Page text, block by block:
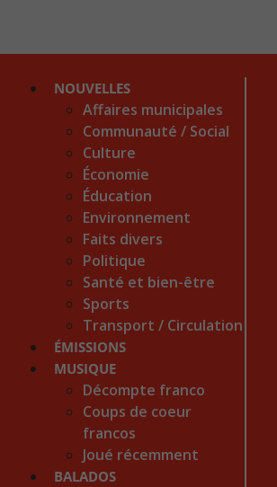
NOUVELLES
Affaires municipales
Communauté / Social
Culture
Économie
Éducation
Environnement
Faits divers
Politique
Santé et bien-être
Sports
Transport / Circulation
ÉMISSIONS
MUSIQUE
Décompte franco
Coups de coeur
francos
Joué récemment
BALADOS